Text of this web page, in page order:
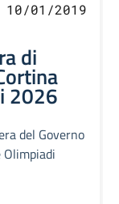
10/01/2019
di
2026
del Governo